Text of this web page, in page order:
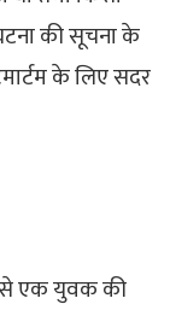
की सूचना के
के लिए सदर
से एक युवक की